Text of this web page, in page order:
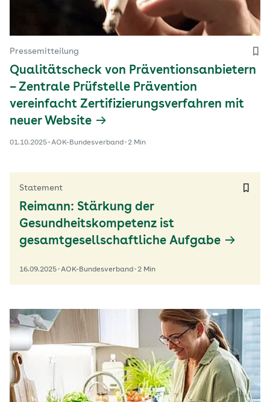
Pressemitteilung
Qualitätscheck von Präventionsanbietern
– Zentrale Prüfstelle Prävention
vereinfacht Zertifizierungsverfahren mit
neuer Website
01.10.2025 AOK-Bundesverband 2 Min
Statement
Reimann: Stärkung der
Gesundheitskompetenz ist
gesamtgesellschaftliche Aufgabe
16.09.2025 AOK-Bundesverband 2 Min